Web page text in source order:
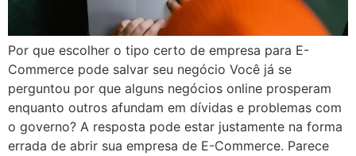
Por que escolher o tipo certo de empresa para E-
Commerce pode salvar seu negócio Você já se
perguntou por que alguns negócios online prosperam
enquanto outros afundam em dívidas e problemas com
o governo? A resposta pode estar justamente na forma
errada de abrir sua empresa de E-Commerce. Parece